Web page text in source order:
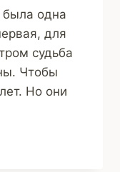
была одна
для
судьба
Чтобы
Но они